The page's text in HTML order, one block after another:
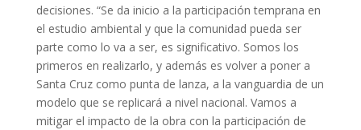
decisiones. “Se da inicio a la participación temprana en
el estudio ambiental y que la comunidad pueda ser
parte como lo va a ser, es significativo. Somos los
primeros en realizarlo, y además es volver a poner a
Santa Cruz como punta de lanza, a la vanguardia de un
modelo que se replicará a nivel nacional. Vamos a
mitigar el impacto de la obra con la participación de